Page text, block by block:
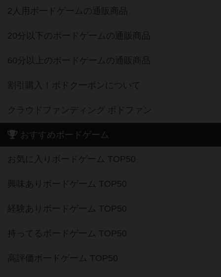
2人用ボードゲームの通販商品
20分以下のボードゲームの通販商品
60分以上のボードゲームの通販商品
割引購入！ボドクーポンについて
クラウドファンディング ボドファン
おすすめボードゲーム
お気に入りボードゲーム TOP50
興味ありボードゲーム TOP50
経験ありボードゲーム TOP50
持ってるボードゲーム TOP50
高評価ボードゲーム TOP50